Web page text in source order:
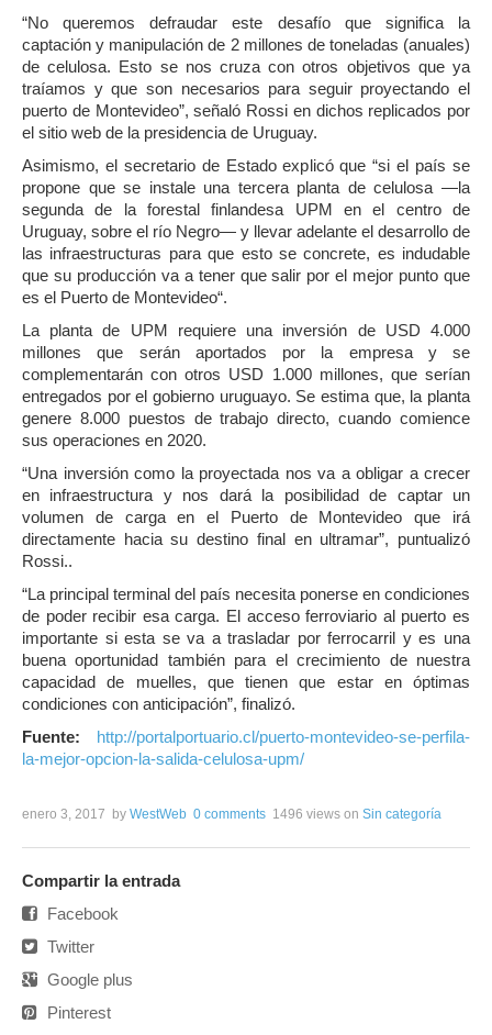
“No queremos defraudar este desafío que significa la
captación y manipulación de 2 millones de toneladas (anuales)
de celulosa. Esto se nos cruza con otros objetivos que ya
traíamos y que son necesarios para seguir proyectando el
puerto de Montevideo”, señaló Rossi en dichos replicados por
el sitio web de la presidencia de Uruguay.
Asimismo, el secretario de Estado explicó que “si el país se
propone que se instale una tercera planta de celulosa —la
segunda de la forestal finlandesa UPM en el centro de
Uruguay, sobre el río Negro— y llevar adelante el desarrollo de
las infraestructuras para que esto se concrete, es indudable
que su producción va a tener que salir por el mejor punto que
es el Puerto de Montevideo“.
La planta de UPM requiere una inversión de USD 4.000
millones que serán aportados por la empresa y se
complementarán con otros USD 1.000 millones, que serían
entregados por el gobierno uruguayo. Se estima que, la planta
genere 8.000 puestos de trabajo directo, cuando comience
sus operaciones en 2020.
“Una inversión como la proyectada nos va a obligar a crecer
en infraestructura y nos dará la posibilidad de captar un
volumen de carga en el Puerto de Montevideo que irá
directamente hacia su destino final en ultramar”, puntualizó
Rossi..
“La principal terminal del país necesita ponerse en condiciones
de poder recibir esa carga. El acceso ferroviario al puerto es
importante si esta se va a trasladar por ferrocarril y es una
buena oportunidad también para el crecimiento de nuestra
capacidad de muelles, que tienen que estar en óptimas
condiciones con anticipación”, finalizó.
Fuente:
http://portalportuario.cl/puerto-montevideo-se-perfila-
la-mejor-opcion-la-salida-celulosa-upm/
enero 3, 2017 by WestWeb 0 comments 1496 views on Sin categoría
Compartir la entrada
Facebook
Twitter
Google plus
Pinterest